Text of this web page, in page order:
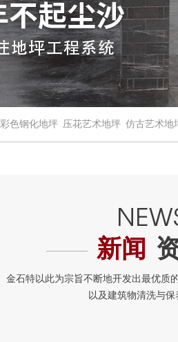
色钢化地坪 压花艺术地坪 仿古艺术地
新闻